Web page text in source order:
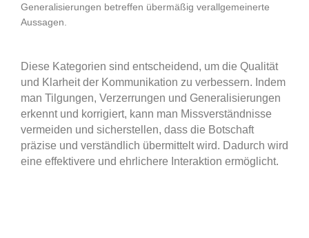
Generalisierungen betreffen übermäßig verallgemeinerte
Aussagen.
Diese Kategorien sind entscheidend, um die Qualität
und Klarheit der Kommunikation zu verbessern. Indem
man Tilgungen, Verzerrungen und Generalisierungen
erkennt und korrigiert, kann man Missverständnisse
vermeiden und sicherstellen, dass die Botschaft
präzise und verständlich übermittelt wird. Dadurch wird
eine effektivere und ehrlichere Interaktion ermöglicht.